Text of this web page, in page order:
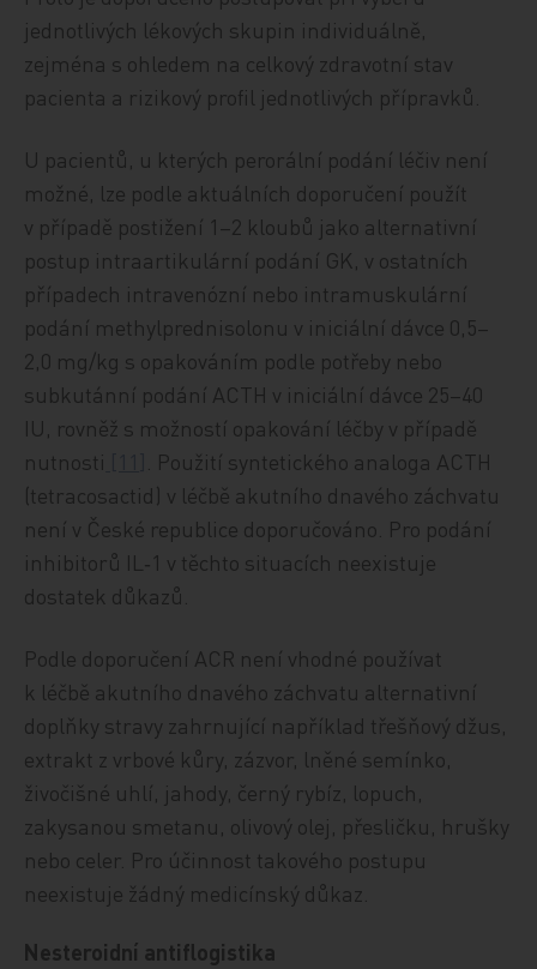
jednotlivých lékových skupin individuálně,
zejména s ohledem na celkový zdravotní stav
pacienta a rizikový profil jednotlivých přípravků.
U pacientů, u kterých perorální podání léčiv není
možné, lze podle aktuálních doporučení použít
v případě postižení 1–2 kloubů jako alternativní
postup intraartikulární podání GK, v ostatních
případech intravenózní nebo intramuskulární
podání methylprednisolonu v iniciální dávce 0,5–
2,0 mg/kg s opakováním podle potřeby nebo
subkutánní podání ACTH v iniciální dávce 25–40
IU, rovněž s možností opakování léčby v případě
nutnosti
. Použití syntetického analoga ACTH
(tetracosactid) v léčbě akutního dnavého záchvatu
není v České republice doporučováno. Pro podání
inhibitorů IL‑1 v těchto situacích neexistuje
dostatek důkazů.
Podle doporučení ACR není vhodné používat
k léčbě akutního dnavého záchvatu alternativní
doplňky stravy zahrnující například třešňový džus,
extrakt z vrbové kůry, zázvor, lněné semínko,
živočišné uhlí, jahody, černý rybíz, lopuch,
zakysanou smetanu, olivový olej, přesličku, hrušky
nebo celer. Pro účinnost takového postupu
neexistuje žádný medicínský důkaz.
Nesteroidní antiflogistika